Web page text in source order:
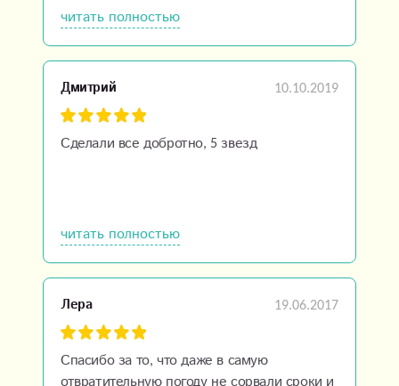
приятное отношение. Всех благ и
процветания вашей компании!
читать полностью
Дмитрий 10.10.2019
Сделали все добротно, 5 звезд
читать полностью
Лера 19.06.2017
Спасибо за то, что даже в самую
отвратительную погоду не сорвали сроки и